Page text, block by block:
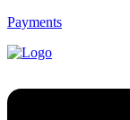
Payments